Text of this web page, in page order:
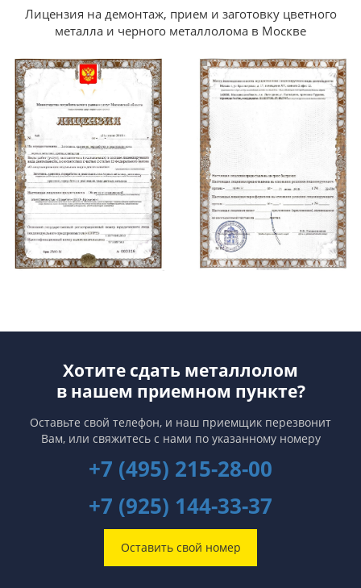
Лицензия на демонтаж, прием и заготовку цветного
металла и черного металлолома в Москве
Хотите сдать металлолом
в нашем приемном пункте?
Оставьте свой телефон, и наш приемщик перезвонит
Вам, или свяжитесь с нами по указанному номеру
+7 (495) 215-28-00
+7 (925) 144-33-37
Оставить свой номер